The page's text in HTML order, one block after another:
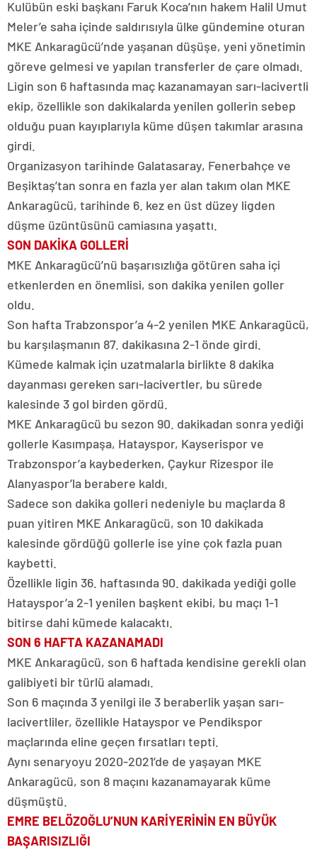
Kulübün eski başkanı Faruk Koca’nın hakem Halil Umut
Meler’e saha içinde saldırısıyla ülke gündemine oturan
MKE Ankaragücü’nde yaşanan düşüşe, yeni yönetimin
göreve gelmesi ve yapılan transferler de çare olmadı.
Ligin son 6 haftasında maç kazanamayan sarı-lacivertli
ekip, özellikle son dakikalarda yenilen gollerin sebep
olduğu puan kayıplarıyla küme düşen takımlar arasına
girdi.
Organizasyon tarihinde Galatasaray, Fenerbahçe ve
Beşiktaş’tan sonra en fazla yer alan takım olan MKE
Ankaragücü, tarihinde 6. kez en üst düzey ligden
düşme üzüntüsünü camiasına yaşattı.
SON DAKİKA GOLLERİ
MKE Ankaragücü’nü başarısızlığa götüren saha içi
etkenlerden en önemlisi, son dakika yenilen goller
oldu.
Son hafta Trabzonspor’a 4-2 yenilen MKE Ankaragücü,
bu karşılaşmanın 87. dakikasına 2-1 önde girdi.
Kümede kalmak için uzatmalarla birlikte 8 dakika
dayanması gereken sarı-lacivertler, bu sürede
kalesinde 3 gol birden gördü.
MKE Ankaragücü bu sezon 90. dakikadan sonra yediği
gollerle Kasımpaşa, Hatayspor, Kayserispor ve
Trabzonspor’a kaybederken, Çaykur Rizespor ile
Alanyaspor’la berabere kaldı.
Sadece son dakika golleri nedeniyle bu maçlarda 8
puan yitiren MKE Ankaragücü, son 10 dakikada
kalesinde gördüğü gollerle ise yine çok fazla puan
kaybetti.
Özellikle ligin 36. haftasında 90. dakikada yediği golle
Hatayspor’a 2-1 yenilen başkent ekibi, bu maçı 1-1
bitirse dahi kümede kalacaktı.
SON 6 HAFTA KAZANAMADI
MKE Ankaragücü, son 6 haftada kendisine gerekli olan
galibiyeti bir türlü alamadı.
Son 6 maçında 3 yenilgi ile 3 beraberlik yaşan sarı-
lacivertliler, özellikle Hatayspor ve Pendikspor
maçlarında eline geçen fırsatları tepti.
Aynı senaryoyu 2020-2021’de de yaşayan MKE
Ankaragücü, son 8 maçını kazanamayarak küme
düşmüştü.
EMRE BELÖZOĞLU’NUN KARİYERİNİN EN BÜYÜK
BAŞARISIZLIĞI